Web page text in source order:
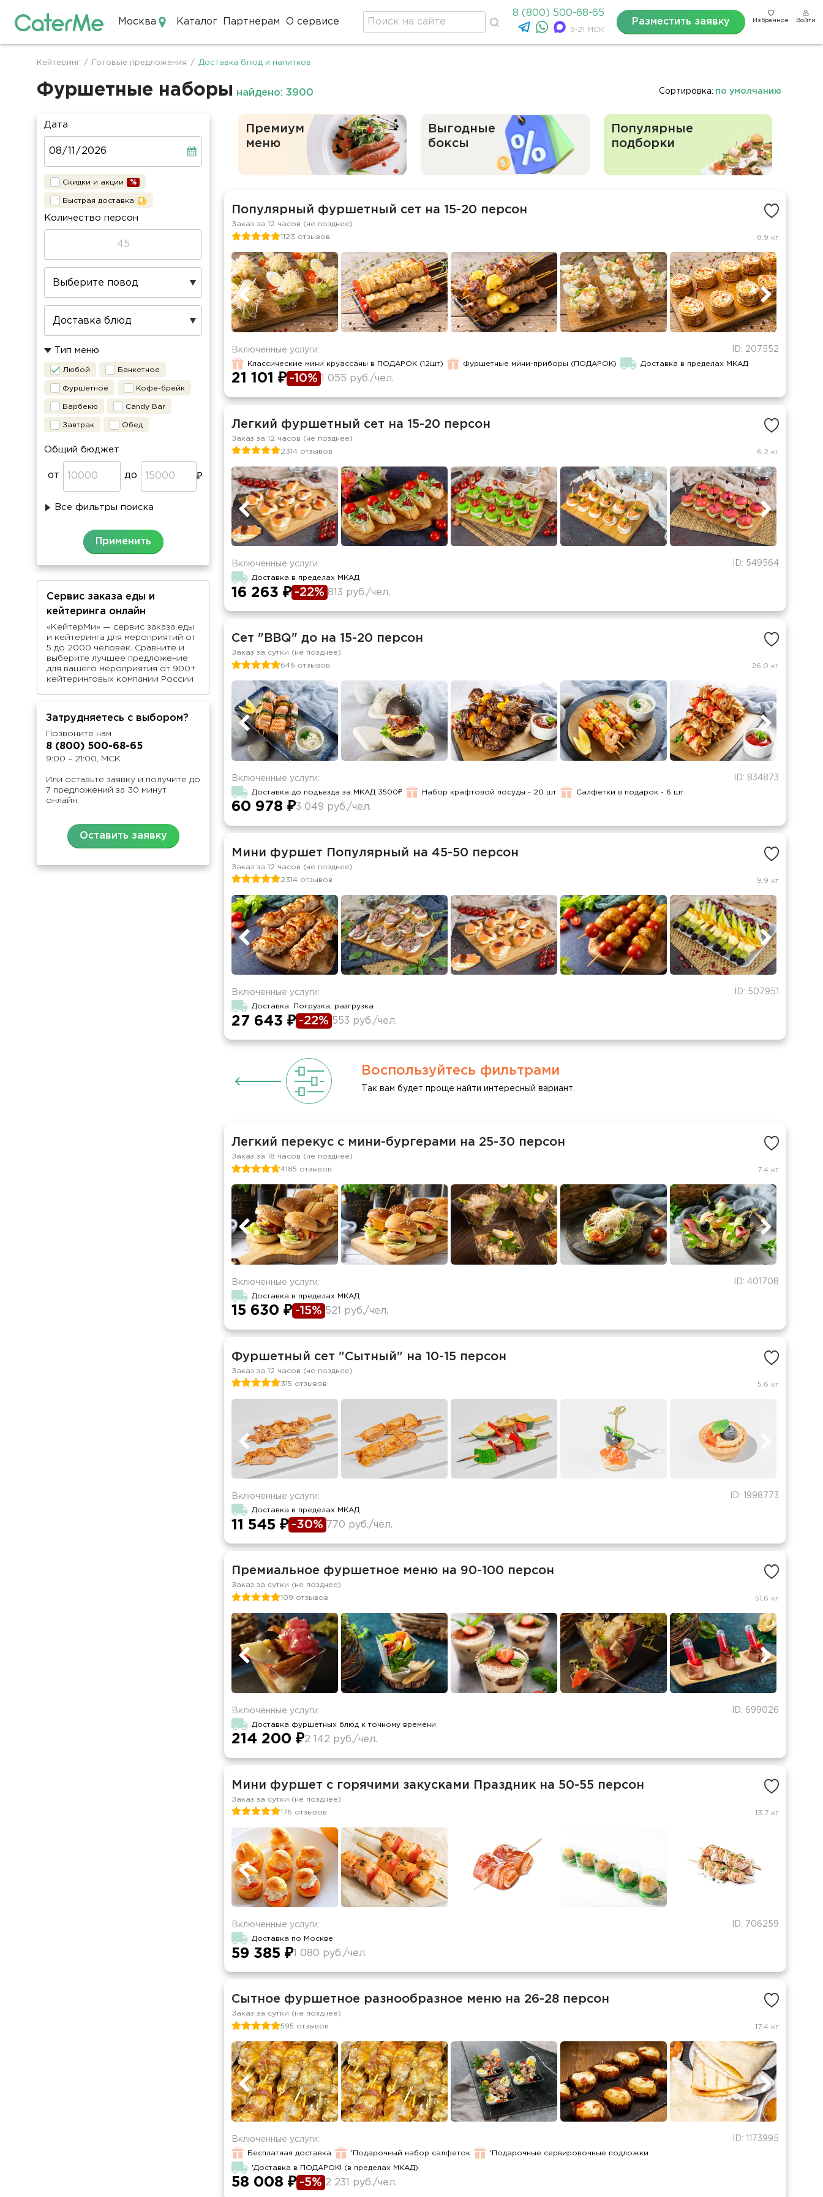
Москва Каталог Партнерам О сервисе
8 (800) 500-68-65
9-21 МСК
Разместить заявку Избранное Войти
Строка
навигации
Кейтеринг / Готовые предложения / Доставка блюд и напитков
Фуршетные наборы найдено: 3900 Сортировка: по умолчанию
Дата
Скидки и акции
Быстрая доставка
Количество персон
Тип меню
Любой Банкетное
Фуршетное Кофе-брейк
Барбекю Candy Bar
Завтрак Обед
Общий бюджет
от до
Все фильтры поиска
Сервис заказа еды и
кейтеринга онлайн
«КейтерМи» — сервис заказа еды
и кейтеринга для мероприятий от
5 до 2000 человек. Сравните и
выберите лучшее предложение
для вашего мероприятия от 900+
кейтеринговых компании России
Затрудняетесь с выбором?
Позвоните нам
8 (800) 500-68-65
9:00 – 21:00, МСК
Или оставьте заявку и получите до
7 предложений за 30 минут
онлайн.
Оставить заявку
Премиум
меню
Выгодные
боксы
Популярные
подборки
Популярный фуршетный сет на 15-20 персон
Заказ за 12 часов (не позднее)
1123 отзывов
8.9 кг
ID: 207552
Включенные услуги:
Классические мини круассаны в ПОДАРОК (12шт) Фуршетные мини-приборы (ПОДАРОК) Доставка в пределах МКАД
21 101 ₽ -10% 1 055 руб./чел.
Легкий фуршетный сет на 15-20 персон
Заказ за 12 часов (не позднее)
2314 отзывов
6.2 кг
ID: 549564
Включенные услуги:
Доставка в пределах МКАД
16 263 ₽ -22% 813 руб./чел.
Сет "BBQ" до на 15-20 персон
Заказ за сутки (не позднее)
646 отзывов
26.0 кг
ID: 834873
Включенные услуги:
Доставка до подъезда за МКАД 3500₽ Набор крафтовой посуды - 20 шт Салфетки в подарок - 6 шт
60 978 ₽3 049 руб./чел.
Мини фуршет Популярный на 45-50 персон
Заказ за 12 часов (не позднее)
2314 отзывов
9.9 кг
ID: 507951
Включенные услуги:
Доставка. Погрузка, разгрузка
27 643 ₽ -22% 553 руб./чел.
Воспользуйтесь фильтрами
Так вам будет проще найти интересный вариант.
Легкий перекус c мини-бургерами на 25-30 персон
Заказ за 18 часов (не позднее)
4185 отзывов
7.4 кг
ID: 401708
Включенные услуги:
Доставка в пределах МКАД
15 630 ₽ -15% 521 руб./чел.
Фуршетный сет "Сытный" на 10-15 персон
Заказ за 12 часов (не позднее)
315 отзывов
5.6 кг
ID: 1998773
Включенные услуги:
Доставка в пределах МКАД
11 545 ₽ -30% 770 руб./чел.
Премиальное фуршетное меню на 90-100 персон
Заказ за сутки (не позднее)
109 отзывов
51.6 кг
ID: 699026
Включенные услуги:
Доставка фуршетных блюд к точному времени
214 200 ₽2 142 руб./чел.
Мини фуршет c горячими закусками Праздник на 50-55 персон
Заказ за сутки (не позднее)
176 отзывов
13.7 кг
ID: 706259
Включенные услуги:
Доставка по Москве
59 385 ₽ 1 080 руб./чел.
Сытное фуршетное разнообразное меню на 26-28 персон
Заказ за сутки (не позднее)
595 отзывов
17.4 кг
ID: 1173995
Включенные услуги:
Бесплатная доставка 'Подарочный набор салфеток 'Подарочные сервировочные подложки
'Доставка в ПОДАРОК! (в пределах МКАД)
58 008 ₽ -5% 2 231 руб./чел.